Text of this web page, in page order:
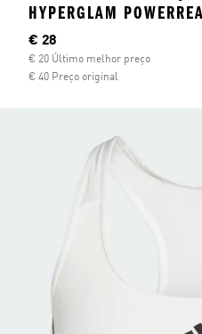
HYPERGLAM
Preço atual
€ 28
€ 20 Último melhor preço
€ 40 Preço original